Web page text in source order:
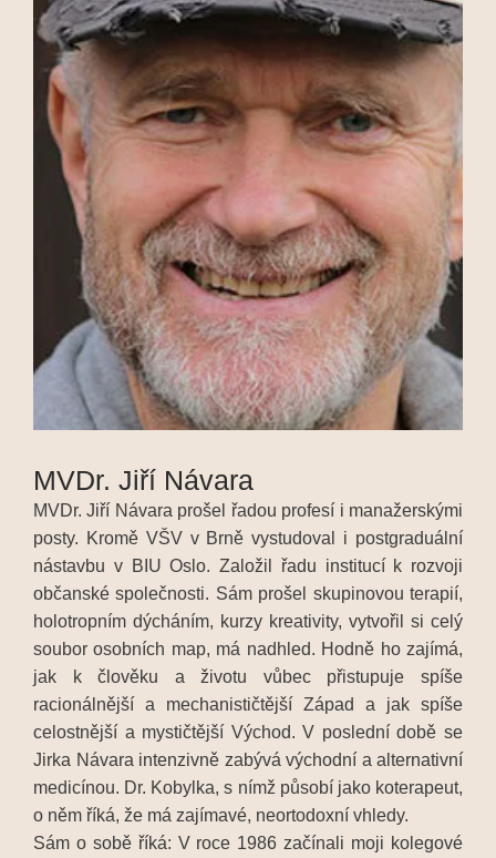
MVDr. Jiří Návara
MVDr. Jiří Návara prošel řadou profesí i manažerskými
posty. Kromě VŠV v Brně vystudoval i postgraduální
nástavbu v BIU Oslo. Založil řadu institucí k rozvoji
občanské společnosti. Sám prošel skupinovou terapií,
holotropním dýcháním, kurzy kreativity, vytvořil si celý
soubor osobních map, má nadhled. Hodně ho zajímá,
jak k člověku a životu vůbec přistupuje spíše
racionálnější a mechanističtější Západ a jak spíše
celostnější a mystičtější Východ. V poslední době se
Jirka Návara intenzivně zabývá východní a alternativní
medicínou. Dr. Kobylka, s nímž působí jako koterapeut,
o něm říká, že má zajímavé, neortodoxní vhledy.
Sám o sobě říká: V roce 1986 začínali moji kolegové